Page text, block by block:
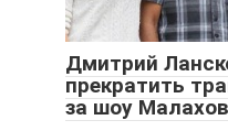
Дмитрий
прекратить
за шоу